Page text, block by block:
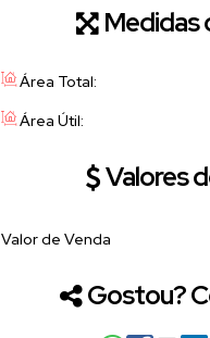
Medidas
Área Total:
Área Útil:
Valores
Valor de Venda
Gostou?